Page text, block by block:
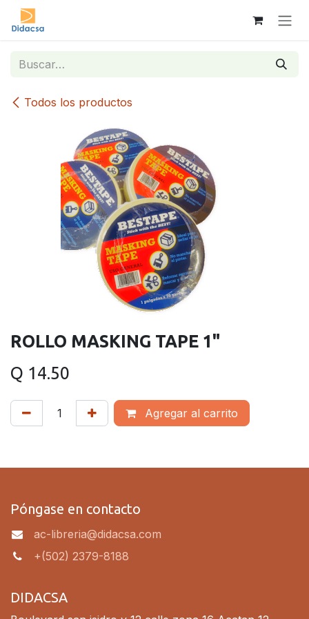
Ir al contenido
Todos los productos
ROLLO MASKING TAPE 1"
Q 14.50
Agregar al carrito
Póngase en contacto
ac-libreria@didacsa.com
+(502) 2379-8188
DIDACSA